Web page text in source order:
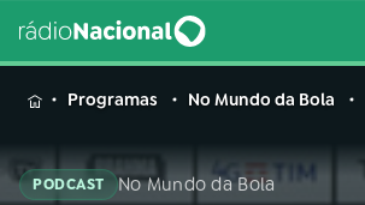
MENUProgramas No Mundo da Bola
PODCAST No Mundo da Bola